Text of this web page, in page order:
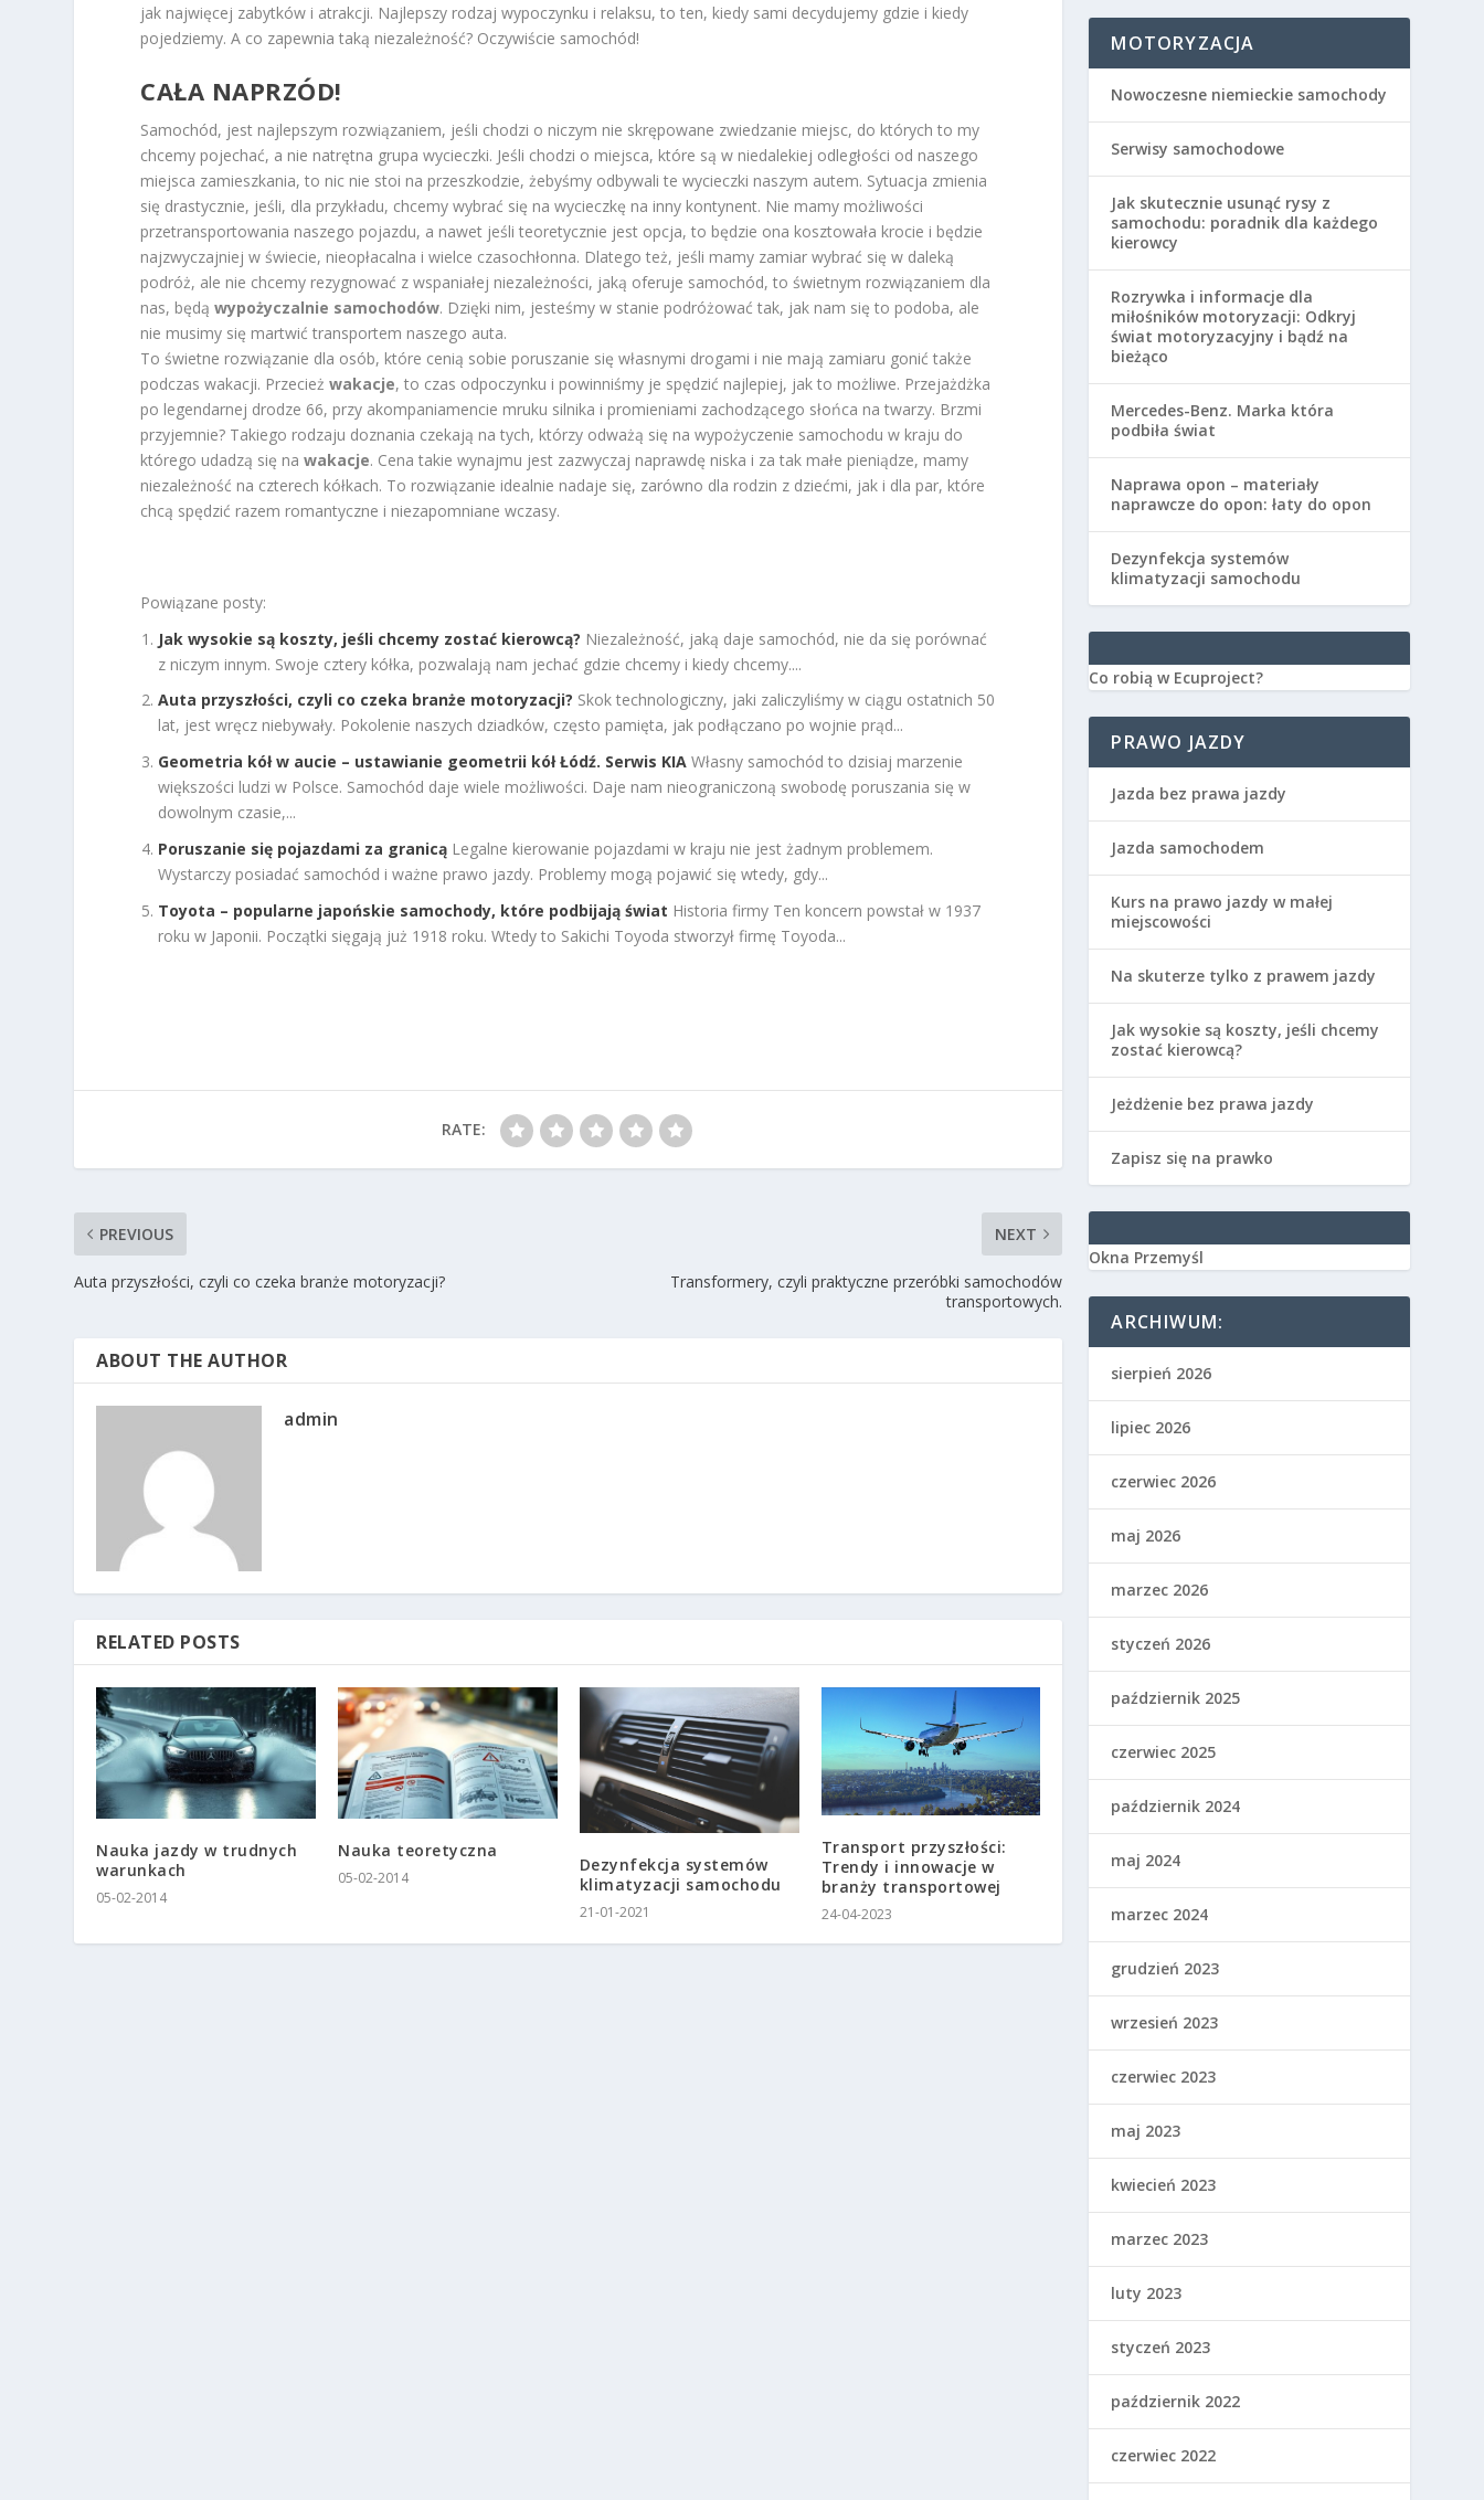
jak najwięcej zabytków i atrakcji. Najlepszy rodzaj wypoczynku i relaksu, to ten, kiedy sami decydujemy gdzie i kiedy
pojedziemy. A co zapewnia taką niezależność? Oczywiście samochód!
CAŁA NAPRZÓD!
Samochód, jest najlepszym rozwiązaniem, jeśli chodzi o niczym nie skrępowane zwiedzanie miejsc, do których to my
chcemy pojechać, a nie natrętna grupa wycieczki. Jeśli chodzi o miejsca, które są w niedalekiej odległości od naszego
miejsca zamieszkania, to nic nie stoi na przeszkodzie, żebyśmy odbywali te wycieczki naszym autem. Sytuacja zmienia
się drastycznie, jeśli, dla przykładu, chcemy wybrać się na wycieczkę na inny kontynent. Nie mamy możliwości
przetransportowania naszego pojazdu, a nawet jeśli teoretycznie jest opcja, to będzie ona kosztowała krocie i będzie
najzwyczajniej w świecie, nieopłacalna i wielce czasochłonna. Dlatego też, jeśli mamy zamiar wybrać się w daleką
podróż, ale nie chcemy rezygnować z wspaniałej niezależności, jaką oferuje samochód, to świetnym rozwiązaniem dla
nas, będąwypożyczalnie samochodów. Dzięki nim, jesteśmy w stanie podróżować tak, jak nam się to podoba, ale
nie musimy się martwić transportem naszego auta.
To świetne rozwiązanie dla osób, które cenią sobie poruszanie się własnymi drogami i nie mają zamiaru gonić także
podczas wakacji. Przecieżwakacje, to czas odpoczynku i powinniśmy je spędzić najlepiej, jak to możliwe. Przejażdżka
po legendarnej drodze 66, przy akompaniamencie mruku silnika i promieniami zachodzącego słońca na twarzy. Brzmi
przyjemnie? Takiego rodzaju doznania czekają na tych, którzy odważą się na wypożyczenie samochodu w kraju do
którego udadzą się nawakacje. Cena takie wynajmu jest zazwyczaj naprawdę niska i za tak małe pieniądze, mamy
niezależność na czterech kółkach. To rozwiązanie idealnie nadaje się, zarówno dla rodzin z dziećmi, jak i dla par, które
chcą spędzić razem romantyczne i niezapomniane wczasy.
Powiązane posty:
Jak wysokie są koszty, jeśli chcemy zostać kierowcą? Niezależność, jaką daje samochód, nie da się porównać
z niczym innym. Swoje cztery kółka, pozwalają nam jechać gdzie chcemy i kiedy chcemy....
Auta przyszłości, czyli co czeka branże motoryzacji? Skok technologiczny, jaki zaliczyliśmy w ciągu ostatnich 50
lat, jest wręcz niebywały. Pokolenie naszych dziadków, często pamięta, jak podłączano po wojnie prąd...
Geometria kół w aucie – ustawianie geometrii kół Łódź. Serwis KIA Własny samochód to dzisiaj marzenie
większości ludzi w Polsce. Samochód daje wiele możliwości. Daje nam nieograniczoną swobodę poruszania się w
dowolnym czasie,...
Poruszanie się pojazdami za granicą Legalne kierowanie pojazdami w kraju nie jest żadnym problemem.
Wystarczy posiadać samochód i ważne prawo jazdy. Problemy mogą pojawić się wtedy, gdy...
Toyota – popularne japońskie samochody, które podbijają świat Historia firmy Ten koncern powstał w 1937
roku w Japonii. Początki sięgają już 1918 roku. Wtedy to Sakichi Toyoda stworzył firmę Toyoda...
RATE:
PREVIOUS
Auta przyszłości, czyli co czeka branże motoryzacji?
NEXT
Transformery, czyli praktyczne przeróbki samochodów
transportowych.
ABOUT THE AUTHOR
admin
RELATED POSTS
Nauka jazdy w trudnych
warunkach
05-02-2014
Nauka teoretyczna
05-02-2014
Dezynfekcja systemów
klimatyzacji samochodu
21-01-2021
Transport przyszłości:
Trendy i innowacje w
branży transportowej
24-04-2023
MOTORYZACJA
Nowoczesne niemieckie samochody
Serwisy samochodowe
Jak skutecznie usunąć rysy z
samochodu: poradnik dla każdego
kierowcy
Rozrywka i informacje dla
miłośników motoryzacji: Odkryj
świat motoryzacyjny i bądź na
bieżąco
Mercedes-Benz. Marka która
podbiła świat
Naprawa opon – materiały
naprawcze do opon: łaty do opon
Dezynfekcja systemów
klimatyzacji samochodu
Co robią w Ecuproject?
PRAWO JAZDY
Jazda bez prawa jazdy
Jazda samochodem
Kurs na prawo jazdy w małej
miejscowości
Na skuterze tylko z prawem jazdy
Jak wysokie są koszty, jeśli chcemy
zostać kierowcą?
Jeżdżenie bez prawa jazdy
Zapisz się na prawko
Okna Przemyśl
ARCHIWUM:
sierpień 2026
lipiec 2026
czerwiec 2026
maj 2026
marzec 2026
styczeń 2026
październik 2025
czerwiec 2025
październik 2024
maj 2024
marzec 2024
grudzień 2023
wrzesień 2023
czerwiec 2023
maj 2023
kwiecień 2023
marzec 2023
luty 2023
styczeń 2023
październik 2022
czerwiec 2022